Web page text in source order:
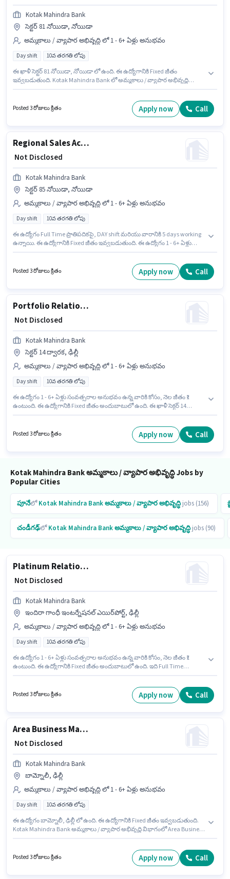
Kotak Mahindra Bank
సెక్టర్ 81 నోయిడా, నోయిడా
అమ్మకాలు / వ్యాపార అభివృద్ధి లో 1 - 6+ ఏళ్లు అనుభవం
Day shift 10వ తరగతి లోపు
ఈ ఖాళీ సెక్టర్ 81 నోయిడా, నోయిడా లో ఉంది. ఈ ఉద్యోగానికి Fixed జీతం
ఇవ్వబడుతుంది. Kotak Mahindra Bank లో అమ్మకాలు / వ్యాపార అభివృద్ధి
ఉంటాయి. ఈ ఉద్యోగం 1 - 6+ ఏళ్లు సంవత్సరాల అనుభవం ఉన్న వారికి కోసం
అనుకూలంగా ఉంటుంది. మీరు నెలకు ₹1 వరకు సంపాదించవచ్చు. ఈ ఉద్యోగానికి 10వ
Posted 3 రోజులు క్రితం Apply now Call
Regional Sales Acquisition Manager
₹ Not Disclosed
Kotak Mahindra Bank
సెక్టర్ 85 నోయిడా, నోయిడా
అమ్మకాలు / వ్యాపార అభివృద్ధి లో 1 - 6+ ఏళ్లు అనుభవం
Day shift 10వ తరగతి లోపు
ఈ ఉద్యోగం Full Time ప్రాతిపదికపై, DAY shift మరియు వారానికి 5 days working
ఉన్నాయి. ఈ ఉద్యోగానికి Fixed జీతం ఇవ్వబడుతుంది. ఈ ఉద్యోగం 1 - 6+ ఏళ్లు
దరఖాస్తు చేయవచ్చు. ఈ ఉద్యోగం సెక్టర్ 85 నోయిడా, నోయిడా లో ఉంది. Kotak
Mahindra Bank లో అమ్మకాలు / వ్యాపార అభివృద్ధి విభాగంలో Regional Sales
Posted 3 రోజులు క్రితం Apply now Call
Portfolio Relationship Manager - Working Capital and Salaried PL Sales
₹ Not Disclosed
Kotak Mahindra Bank
సెక్టర్ 14 ద్వారక, ఢిల్లీ
అమ్మకాలు / వ్యాపార అభివృద్ధి లో 1 - 6+ ఏళ్లు అనుభవం
Day shift 10వ తరగతి లోపు
ఈ ఉద్యోగం 1 - 6+ ఏళ్లు సంవత్సరాల అనుభవం ఉన్న వారికి కోసం, నెల జీతం ₹1
ఉంటుంది. ఈ ఉద్యోగానికి Fixed జీతం అందుబాటులో ఉంది. ఈ ఖాళీ సెక్టర్ 14
వ్యాపార అభివృద్ధి విభాగంలో Portfolio Relationship Manager - Working Capital
and Salaried PL Sales గా చేరండి. 10వ తరగతి లోపు అర్హత ఉన్న అభ్యర్థులు ఈ
Posted 3 రోజులు క్రితం Apply now Call
Kotak Mahindra Bank అమ్మకాలు / వ్యాపార అభివృద్ధి Jobs by
Popular Cities
పూనేలోKotak Mahindra Bankఅమ్మకాలు / వ్యాపార అభివృద్ధిjobs (156)
చండీగఢ్లోKotak Mahindra Bankఅమ్మకాలు / వ్యాపార అభివృద్ధిjobs (90)
Platinum Relationship Manager - Branch Banking
₹ Not Disclosed
Kotak Mahindra Bank
ఇందిరా గాంధీ ఇంటర్నేషనల్ ఎయిర్‌పోర్ట్, ఢిల్లీ
అమ్మకాలు / వ్యాపార అభివృద్ధి లో 1 - 6+ ఏళ్లు అనుభవం
Day shift 10వ తరగతి లోపు
ఈ ఉద్యోగం 1 - 6+ ఏళ్లు సంవత్సరాల అనుభవం ఉన్న వారికి కోసం, నెల జీతం ₹1
ఉంటుంది. ఈ ఉద్యోగానికి Fixed జీతం అందుబాటులో ఉంది. ఇది Full Time
Relationship Manager - Branch Banking గా చేరండి. ఈ ఖాళీ ఇందిరా గాంధీ
ఇంటర్నేషనల్ ఎయిర్‌పోర్ట్, ఢిల్లీ లో ఉంది. 10వ తరగతి లోపు అర్హత ఉన్న అభ్యర్థులు
Posted 3 రోజులు క్రితం Apply now Call
Area Business Manager - Business Loans Sales
₹ Not Disclosed
Kotak Mahindra Bank
బామ్నోలీ, ఢిల్లీ
అమ్మకాలు / వ్యాపార అభివృద్ధి లో 1 - 6+ ఏళ్లు అనుభవం
Day shift 10వ తరగతి లోపు
ఈ ఉద్యోగం బామ్నోలీ, ఢిల్లీ లో ఉంది. ఈ ఉద్యోగానికి Fixed జీతం ఇవ్వబడుతుంది.
Kotak Mahindra Bank అమ్మకాలు / వ్యాపార అభివృద్ధి విభాగంలో Area Business
working ఉంటాయి. ఈ ఉద్యోగం 1 - 6+ ఏళ్లు సంవత్సరాల అనుభవం ఉన్న వారికి
కోసం, నెల జీతం ₹1 ఉంటుంది. ఈ ఉద్యోగానికి 10వ తరగతి లోపు అర్హత ఉన్న
Posted 3 రోజులు క్రితం Apply now Call